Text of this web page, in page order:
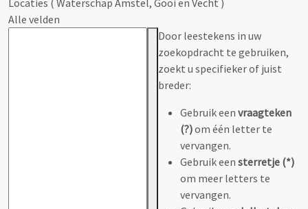
Alle velden
Door leestekens in uw
zoekopdracht te gebruiken,
zoekt u specifieker of juist
breder:
Gebruik een vraagteken
(?)om één letter te
vervangen.
Gebruik een sterretje (*)
om meer letters te
vervangen.